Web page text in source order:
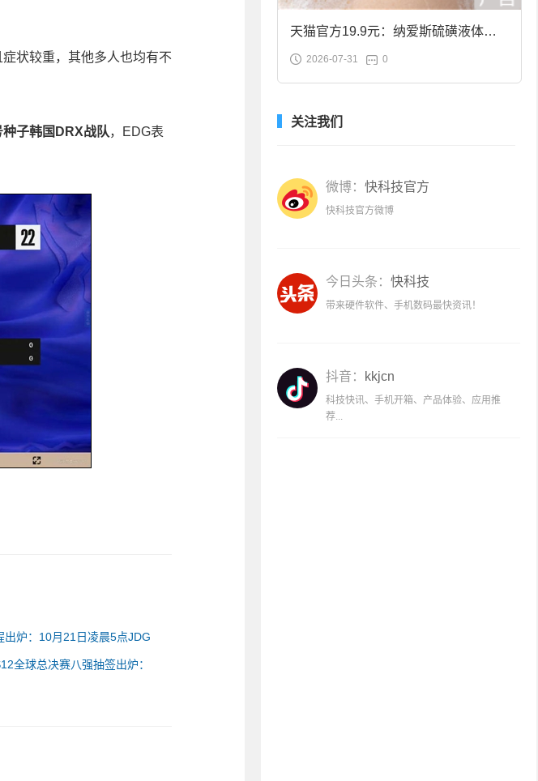
状较重，其他多人也均有不
子韩国DRX战队，EDG表
出炉：10月21日凌晨5点JDG
全球总决赛八强抽签出炉：
天猫官方19.9元：纳爱斯硫磺液体香
皂2斤大促
2026-07-31 0
关注我们
微博： 快科技官方
快科技官方微博
今日头条： 快科技
带来硬件软件、手机数码最快资讯！
抖音： kkjcn
科技快讯、手机开箱、产品体验、应用推
荐...